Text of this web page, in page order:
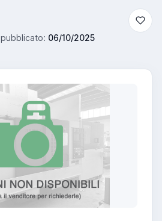
pubblicato: 06/10/2025